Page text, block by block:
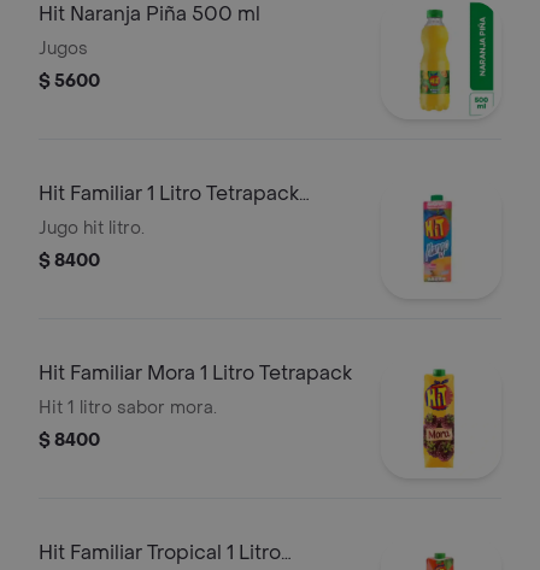
Hit Naranja Piña 500 ml
Jugos
$ 5600
Hit Familiar 1 Litro Tetrapack
Mango
Jugo hit litro.
$ 8400
Hit Familiar Mora 1 Litro Tetrapack
Hit 1 litro sabor mora.
$ 8400
Hit Familiar Tropical 1 Litro